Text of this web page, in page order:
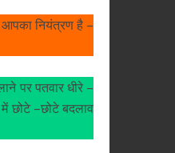
आपका नियंत्रण है –
पर पतवार धीरे –
छोटे –छोटे बदलाव